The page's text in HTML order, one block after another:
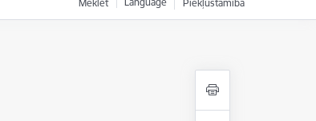
Meklēt Piekļūstamība